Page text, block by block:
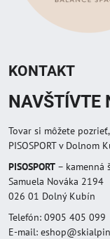
KONTAKT
NAVŠTÍVTE
Tovar si môžete
PISOSPORT v Dolnom
PISOSPORT – kamenná
Samuela Nováka 2194
026 01 Dolný Kubín
Telefón: 0905 405 099
E-mail: